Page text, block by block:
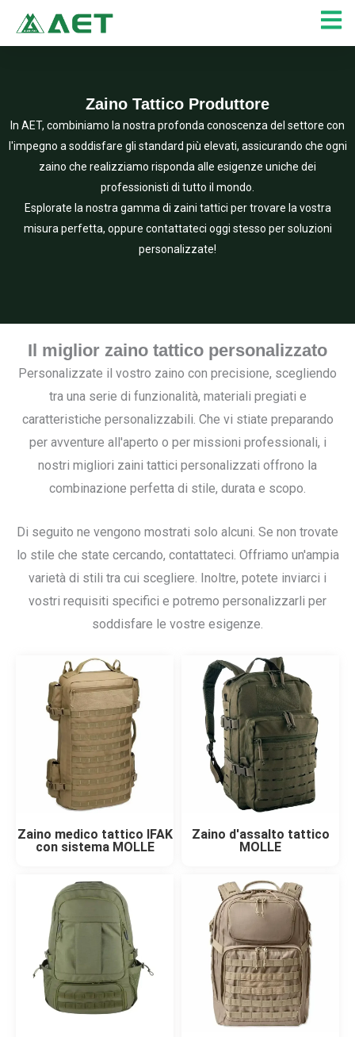
contenuto
Zaino Tattico Produttore
In AET, combiniamo la nostra profonda conoscenza del settore con
l'impegno a soddisfare gli standard più elevati, assicurando che ogni
zaino che realizziamo risponda alle esigenze uniche dei
professionisti di tutto il mondo.
Esplorate la nostra gamma di zaini tattici per trovare la vostra
misura perfetta, oppure contattateci oggi stesso per soluzioni
personalizzate!
Il miglior zaino tattico personalizzato
Personalizzate il vostro zaino con precisione, scegliendo
tra una serie di funzionalità, materiali pregiati e
caratteristiche personalizzabili. Che vi stiate preparando
per avventure all'aperto o per missioni professionali, i
nostri migliori zaini tattici personalizzati offrono la
combinazione perfetta di stile, durata e scopo.
Di seguito ne vengono mostrati solo alcuni. Se non trovate
lo stile che state cercando, contattateci. Offriamo un'ampia
varietà di stili tra cui scegliere. Inoltre, potete inviarci i
vostri requisiti specifici e potremo personalizzarli per
soddisfare le vostre esigenze.
Zaino medico tattico IFAK
con sistema MOLLE
Zaino d'assalto tattico
MOLLE